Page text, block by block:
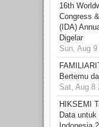
16th
Congress
(IDA)
Digelar
Sun, Aug
Bertemu
Sat, Aug 8
HIKSEMI
Data untuk